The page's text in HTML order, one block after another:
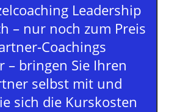
Leadership
– nur noch zum Preis
Coachings
– bringen Sie Ihren
selbst mit und
sich die Kurskosten